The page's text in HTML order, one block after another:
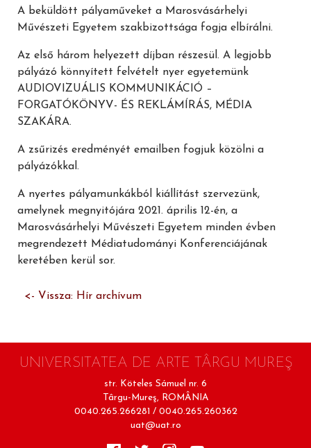
A beküldött pályaműveket a Marosvásárhelyi
Művészeti Egyetem szakbizottsága fogja elbírálni.
Az első három helyezett díjban részesül. A legjobb
pályázó könnyített felvételt nyer egyetemünk
AUDIOVIZUÁLIS KOMMUNIKÁCIÓ –
FORGATÓKÖNYV- ÉS REKLÁMÍRÁS, MÉDIA
SZAKÁRA.
A zsűrizés eredményét emailben fogjuk közölni a
pályázókkal.
A nyertes pályamunkákból kiállítást szervezünk,
amelynek megnyitójára 2021. április 12-én, a
Marosvásárhelyi Művészeti Egyetem minden évben
megrendezett Médiatudományi Konferenciájának
keretében kerül sor.
<- Vissza: Hír archívum
UNIVERSITATEA DE ARTE TÂRGU MUREŞ
str. Köteles Sámuel nr. 6
Târgu-Mureş, ROMÂNIA
0040.265.266281 / 0040.265.260362
uat@uat.ro